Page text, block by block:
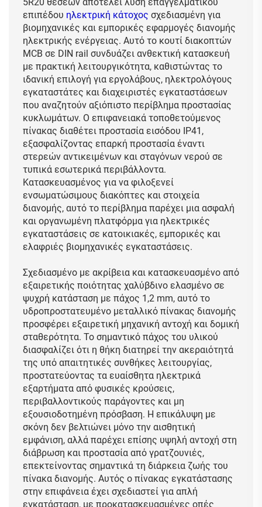
επιπέδου ηλεκτρική κάτοχος σχεδιασμένη για
βιομηχανικές και εμπορικές εφαρμογές διανομής
ηλεκτρικής ενέργειας. Αυτό το κουτί διακοπτών
MCB σε DIN rail συνδυάζει ανθεκτική κατασκευή
με πρακτική λειτουργικότητα, καθιστώντας το
ιδανική επιλογή για εργολάβους, ηλεκτρολόγους
εγκαταστάτες και διαχειριστές εγκαταστάσεων
που αναζητούν αξιόπιστο περίβλημα προστασίας
κυκλωμάτων. Ο επιφανειακά τοποθετούμενος
πίνακας διαθέτει προστασία εισόδου IP41,
εξασφαλίζοντας επαρκή προστασία έναντι
στερεών αντικειμένων και σταγόνων νερού σε
τυπικά εσωτερικά περιβάλλοντα.
Κατασκευασμένος για να φιλοξενεί
ενσωματώσιμους διακόπτες και στοιχεία
διανομής, αυτό το περίβλημα παρέχει μια ασφαλή
και οργανωμένη πλατφόρμα για ηλεκτρικές
εγκαταστάσεις σε κατοικιακές, εμπορικές και
ελαφριές βιομηχανικές εγκαταστάσεις.
Σχεδιασμένο με ακρίβεια και κατασκευασμένο από
εξαιρετικής ποιότητας χαλύβδινο ελασμένο σε
ψυχρή κατάσταση με πάχος 1,2 mm, αυτό το
υδροπροστατευμένο μεταλλικό πίνακας διανομής
προσφέρει εξαιρετική μηχανική αντοχή και δομική
σταθερότητα. Το σημαντικό πάχος του υλικού
διασφαλίζει ότι η θήκη διατηρεί την ακεραιότητά
της υπό απαιτητικές συνθήκες λειτουργίας,
προστατεύοντας τα ευαίσθητα ηλεκτρικά
εξαρτήματα από φυσικές κρούσεις,
περιβαλλοντικούς παράγοντες και μη
εξουσιοδοτημένη πρόσβαση. Η επικάλυψη με
σκόνη δεν βελτιώνει μόνο την αισθητική
εμφάνιση, αλλά παρέχει επίσης υψηλή αντοχή στη
διάβρωση και προστασία από γρατζουνιές,
επεκτείνοντας σημαντικά τη διάρκεια ζωής του
πίνακα διανομής. Αυτός ο πίνακας εγκατάστασης
στην επιφάνεια έχει σχεδιαστεί για απλή
εγκατάσταση, με προκατασκευασμένες οπές